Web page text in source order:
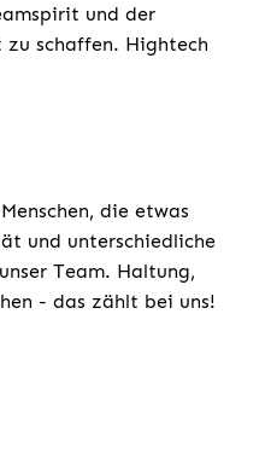
und der
schaffen. Hightech
die etwas
und unterschiedliche
Team. Haltung,
- das zählt bei uns!